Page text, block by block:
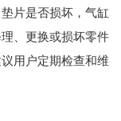
片是否损坏，气缸
、更换或损坏零件
用户定期检查和维